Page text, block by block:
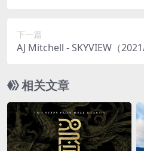
下一篇
AJ Mitchell - SKYVIEW（
相关文章